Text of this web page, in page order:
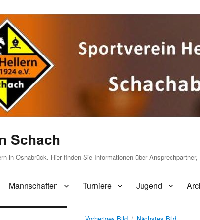
Schach
in Osnabrück. Hier finden Sie Informationen über
Mannschaften Turniere Jugend